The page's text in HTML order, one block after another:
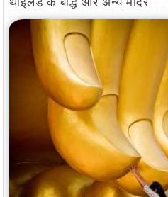
थाईलैंड के बौद्ध और अन्य मंदिर